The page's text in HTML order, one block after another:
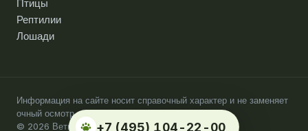
+7 (495) 104-22-00
Птицы
Рептилии
Лошади
Информация на сайте носит справочный характер и не заменяет
очный осмотр ветеринарного врача.
© 2026 Ветпомощь на дому. Москва.